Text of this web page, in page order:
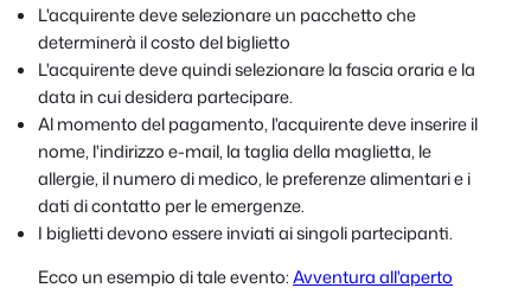
L'acquirente deve selezionare un pacchetto che
determinerà il costo del biglietto
L'acquirente deve quindi selezionare la fascia oraria e la
data in cui desidera partecipare.
Al momento del pagamento, l'acquirente deve inserire il
nome, l'indirizzo e-mail, la taglia della maglietta, le
allergie, il numero di medico, le preferenze alimentari e i
dati di contatto per le emergenze.
I biglietti devono essere inviati ai singoli partecipanti.
Ecco un esempio di tale evento:Avventura all'aperto